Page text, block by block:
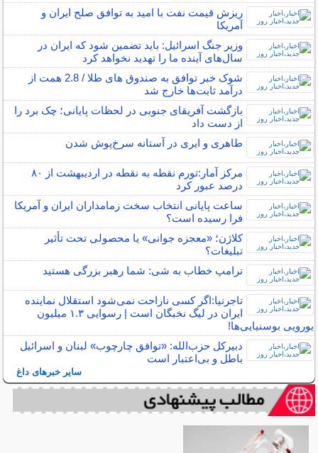
ریزش قیمت نفت با امید به توافق صلح ایران و
آمریکا
وزیر جنگ اسرائیل: باید تضمین شود که ایران در
سال‌های آینده ما را تهدید نخواهد کرد
شوک خبر توافق به صندوق های طلا / 2.8 همت از
درآمد ثابت‌ها خارج شد
بازگشت آفریقای جنوبی در لحظات پایانی؛ چک برد را
از دست داد
طاهری و ایری در آستانه سرخ‌پوش‌ شدن
مرکز آمار:تورم نقطه به نقطه در اردیبهشت از ۸۰
درصد عبور کرد
ساعت پایانی انتخاب سخت زمامداران ایران و آمریکا
فرا رسیده است؟
کلاژن؛ «معجزه جوانی» یا محصولی تحت تأثیر
تبلیغات؟
ترامپ خطاب به شی: شما رهبر بزرگی هستید
تاجرنیا:اگر کسی ناراحت نمی‌شود استقلال نماینده
ایران در لیگ نخبگان است | رسوایی ۱.۳ میلیون
یورویی بوسنیایی‌ها!
دبیرکل حزب‌الله: «توافق چارچوب» لبنان و اسرائیل
باطل و بی‌اعتبار است
سایر خبرهای داغ